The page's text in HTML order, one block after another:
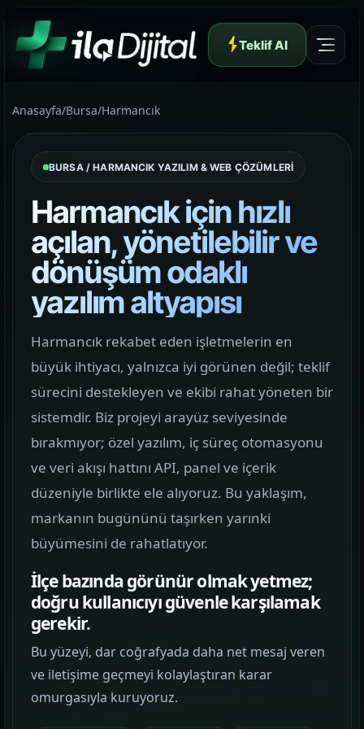
Teklif Al
Müşteri Paneli
01 Hakkımızda
Yapının arkasındaki yaklaşımı ve çalışma dilini
Hizmetler
Web, yazılım, mobil ve pazarlama hizmetlerini
tek yerden görün.
Kurumsal Web Tasarım
E-ticaret Sitesi Tasarımı
SATIŞ VITRINI
MOBIL ÜRÜN
SEO & Dijital Pazarlama
ARAMA GÖRÜNÜRLÜĞÜ
Anasayfa/Bursa/Harmancık
BURSA / HARMANCIK YAZILIM & WEB ÇÖZÜMLERİ
Harmancık için hızlı
açılan, yönetilebilir ve
dönüşüm odaklı
yazılım altyapısı
Harmancık rekabet eden işletmelerin en
büyük ihtiyacı, yalnızca iyi görünen değil; teklif
sürecini destekleyen ve ekibi rahat yöneten bir
sistemdir. Biz projeyi arayüz seviyesinde
bırakmıyor; özel yazılım, iç süreç otomasyonu
ve veri akışı hattını API, panel ve içerik
düzeniyle birlikte ele alıyoruz. Bu yaklaşım,
markanın bugününü taşırken yarınki
büyümesini de rahatlatıyor.
İlçe bazında görünür olmak yetmez;
doğru kullanıcıyı güvenle karşılamak
gerekir.
Bu yüzeyi, dar coğrafyada daha net mesaj veren
ve iletişime geçmeyi kolaylaştıran karar
omurgasıyla kuruyoruz.